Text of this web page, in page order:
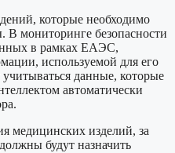
которые необходимо
В мониторинге безопасности
в рамках ЕАЭС,
используемой для его
данные, которые
автоматически
медицинских изделий, за
будут назначить